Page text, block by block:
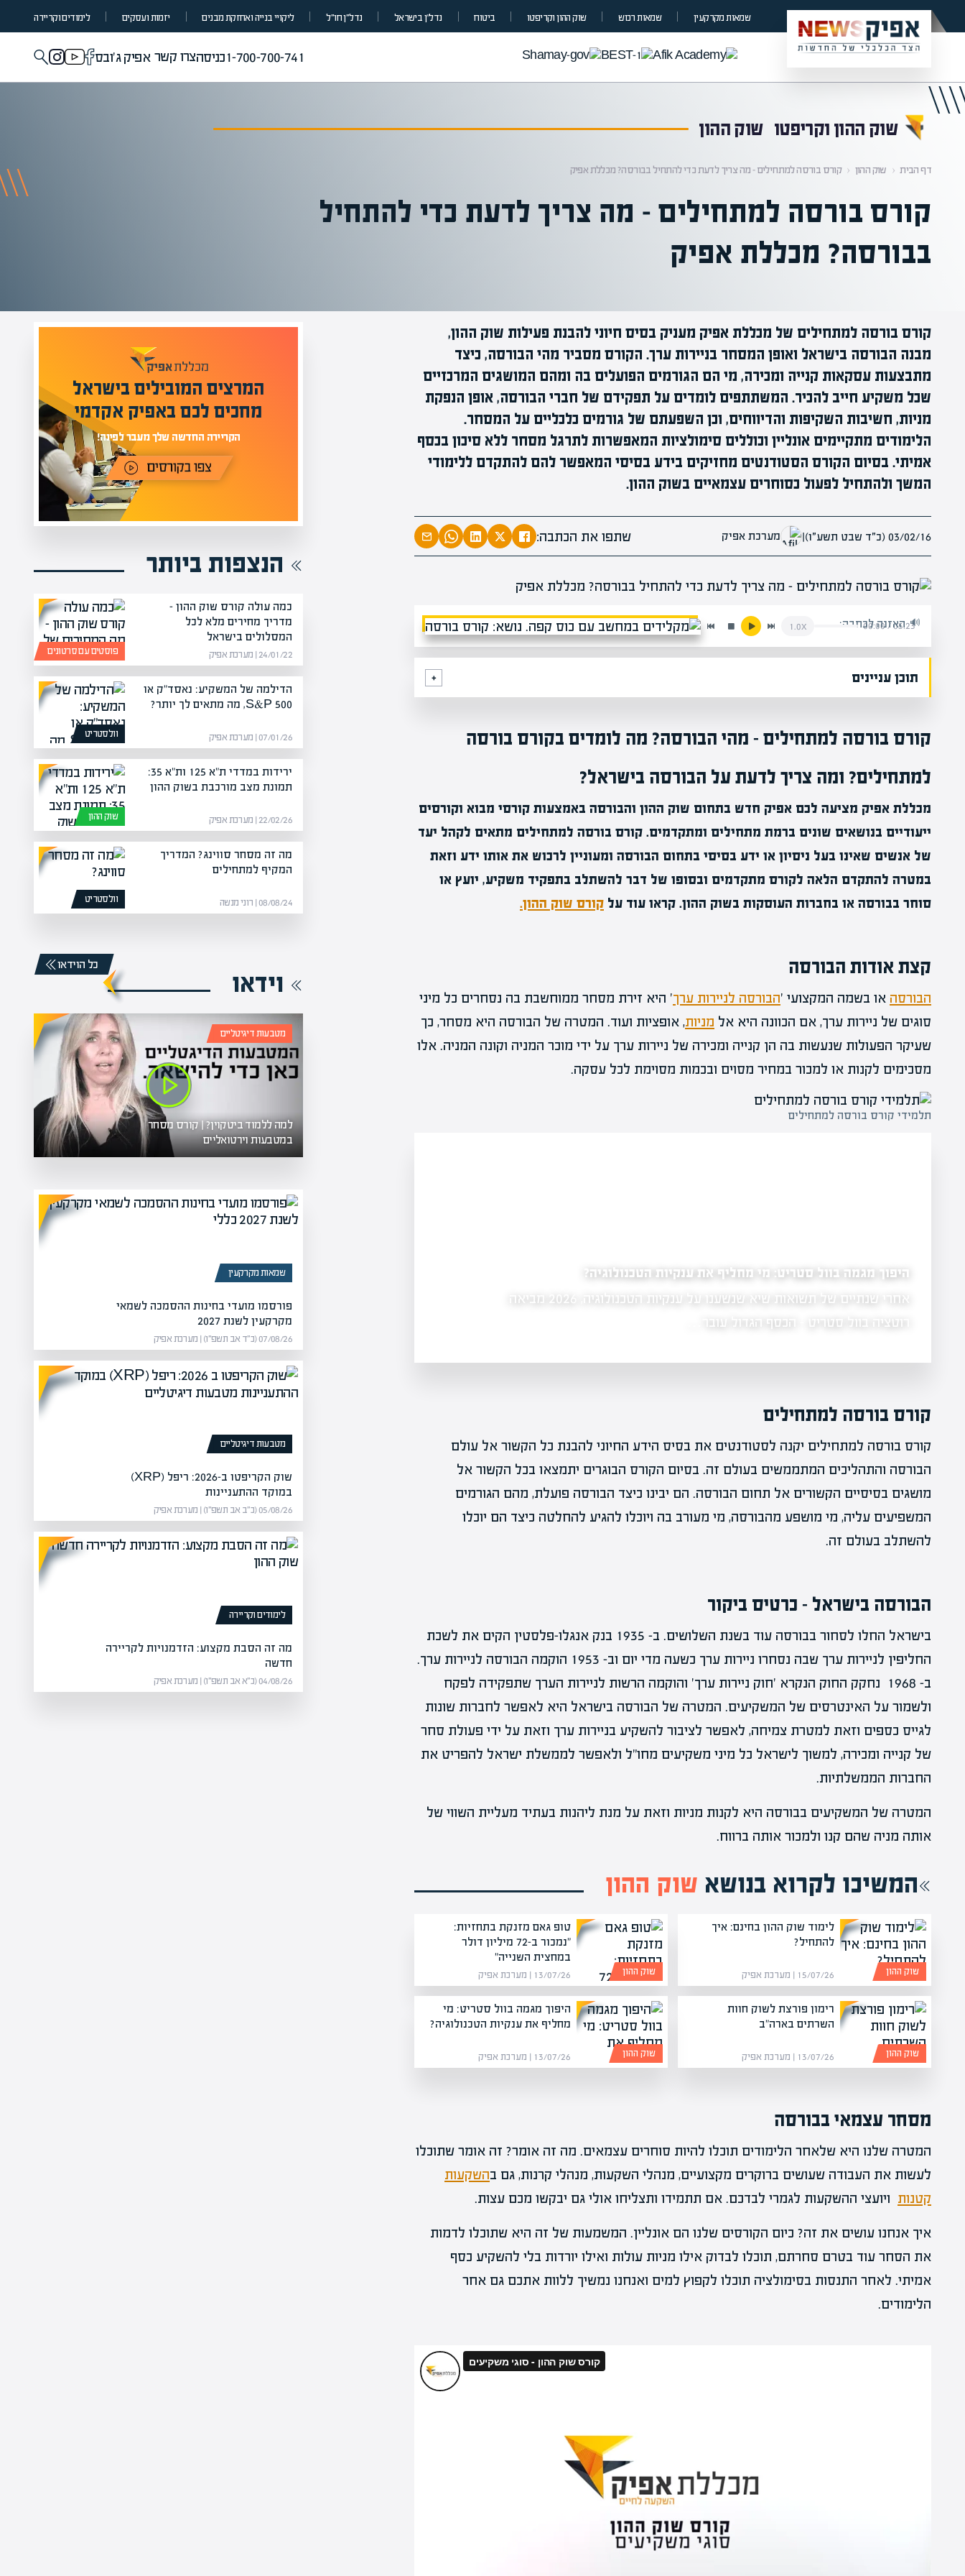
שמאות מקרקעין שמאות רכוש שוק ההון וקריפטו ביטוח נדל”ן בישראל נדל״ן חו״ל ליקויי בנייה ואחזקת מבנים יזמות ועסקים לימודים וקריירה
1-700-700-741כניסהצרו קשר אפיק ג'ובס
שוק ההון וקריפטו שוק ההון
דף הבית ‹ שוק ההון ‹ קורס בורסה למתחילים – מה צריך לדעת כדי להתחיל בבורסה? מכללת אפיק
קורס בורסה למתחילים – מה צריך לדעת כדי להתחיל
בבורסה? מכללת אפיק
קורס בורסה למתחילים של מכללת אפיק מעניק בסיס חיוני להבנת פעילות שוק ההון,
מבנה הבורסה בישראל ואופן המסחר בניירות ערך. הקורס מסביר מהי הבורסה, כיצד
מתבצעות עסקאות קנייה ומכירה, מי הם הגורמים הפועלים בה ומהם המושגים המרכזיים
שכל משקיע חייב להכיר. המשתתפים לומדים על תפקידם של חברי הבורסה, אופן הנפקת
מניות, חשיבות השקיפות והדיווחים, וכן השפעתם של גורמים כלכליים על המסחר.
הלימודים מתקיימים אונליין וכוללים סימולציות המאפשרות לתרגל מסחר ללא סיכון בכסף
אמיתי. בסיום הקורס הסטודנטים מחזיקים בידע בסיסי המאפשר להם להתקדם ללימודי
המשך ולהתחיל לפעול כסוחרים עצמאיים בשוק ההון.
03/02/16 (כ״ד שבט תשע״ו) | מערכת אפיק שתפו את הכתבה:
האזנה לכתבה:05:23
/
00:00
1.0x
תוכן עניינים
קורס בורסה למתחילים – מהי הבורסה? מה לומדים בקורס בורסה
למתחילים? ומה צריך לדעת על הבורסה בישראל?
מכללת אפיק מציעה לכם אפיק חדש בתחום שוק ההון והבורסה באמצעות קורסי מבוא וקורסים
ייעודיים בנושאים שונים ברמת מתחילים ומתקדמים. קורס בורסה למתחילים מתאים לקהל יעד
של אנשים שאינו בעל ניסיון או ידע בסיסי בתחום הבורסה ומעוניין לרכוש את אותו ידע וזאת
במטרה להתקדם הלאה לקורס מתקדמים ובסופו של דבר להשתלב בתפקיד משקיע, יועץ או
סוחר בבורסה או בחברות העוסקות בשוק ההון. קראו עוד על קורס שוק ההון.
קצת אודות הבורסה
הבורסה או בשמה המקצועי 'הבורסה לניירות ערך' היא זירת מסחר ממוחשבת בה נסחרים כל מיני
סוגים של ניירות ערך, אם הכוונה היא אל מניות, אופציות ועוד. המטרה של הבורסה היא מסחר, כך
שעיקר הפעולות שנעשות בה הן קנייה ומכירה של ניירות ערך על ידי מוכר המניה וקונה המניה. אלו
מסכימים לקנות או למכור במחיר מסוים ובכמות מסוימת לכל עסקה.
תלמידי קורס בורסה למתחילים
היפוך מגמה בוול סטריט: מי מחליף את ענקיות הטכנולוגיה?
אחרי שנתיים של תשואות שיא שנשענו על ענקיות הטכנולוגיה, 2026 מביאה
רוטציה בוול סטריט - הכסף הגדול עובר…
דסק"ש, בשליטת מגה אור ואלקו, יוצאת למהלך פישוט מבנה החזקות
שיכלול הנפקת זכויות לפירעון חוב אג"ח וחלוקת מניות…
קורס בורסה למתחילים
קורס בורסה למתחילים יקנה לסטודנטים את בסיס הידע החיוני להבנת כל הקשור אל עולם
הבורסה והתהליכים המתממשים בעולם זה. בסיום הקורס הבוגרים יתמצאו בכל הקשור אל
מושגים בסיסיים הקשורים אל תחום הבורסה. הם יבינו כיצד הבורסה פועלת, מהם הגורמים
המשפיעים עליה, מי מושפע מהבורסה, מי מעורב בה ויוכלו להגיע להחלטה כיצד הם יוכלו
להשתלב בעולם זה.
הבורסה בישראל – כרטיס ביקור
בישראל החלו לסחור בבורסה עוד בשנת השלושים. ב- 1935 בנק אנגלו-פלסטין הקים את לשכת
החליפין לניירות ערך שבה נסחרו ניירות ערך כשעה מדי יום וב- 1953 הוקמה הבורסה לניירות ערך.
ב- 1968 נחקק החוק הנקרא 'חוק ניירות ערך' והוקמה הרשות לניירות הערך שתפקידה לפקח
ולשמור על האינטרסים של המשקיעים. המטרה של הבורסה בישראל היא לאפשר לחברות שונות
לגייס כספים וזאת למטרת צמיחה, לאפשר לציבור להשקיע בניירות ערך וזאת על ידי פעולת סחר
של קנייה ומכירה, למשוך לישראל כל מיני משקיעים מחו"ל ולאפשר לממשלת ישראל להפריט את
החברות הממשלתיות.
המטרה של המשקיעים בבורסה היא לקנות מניות וזאת על מנת ליהנות בעתיד מעליית השווי של
אותה מניה שהם קנו ולמכור אותה ברווח.
המשיכו לקרוא בנושא שוק ההון
לימוד שוק ההון בחינם: איך
להתחיל?
15/07/26 | מערכת אפיק שוק ההון
טופ גאם מזנקת בתחזיות:
"נמכור ב-72 מיליון דולר
במחצית השנייה"
13/07/26 | מערכת אפיק שוק ההון
רימון פורצת לשוק חוות
השרתים בארה"ב
13/07/26 | מערכת אפיק שוק ההון
היפוך מגמה בוול סטריט: מי
מחליף את ענקיות הטכנולוגיה?
13/07/26 | מערכת אפיק שוק ההון
מסחר עצמאי בבורסה
המטרה שלנו היא שלאחר הלימודים תוכלו להיות סוחרים עצמאים. מה זה אומר? זה אומר שתוכלו
לעשות את העבודה שעושים ברוקרים מקצועיים, מנהלי השקעות, מנהלי קרנות, גם בהשקעות
קטנות ויועצי ההשקעות לגמרי לבדכם. אם תתמידו ותצליחו אולי גם יבקשו מכם עצות.
איך אנחנו עושים את זה? כיום הקורסים שלנו הם אונליין. המשמעות של זה היא שתוכלו לדמות
את הסחר עוד בטרם סחרתם, תוכלו לבדוק אילו מניות עולות ואילו יורדות בלי להשקיע כסף
אמיתי. לאחר התנסות בסימולציה תוכלו לקפוץ למים ואנחנו נמשיך ללוות אתכם גם אחר
הלימודים.
המרצים המובילים בישראל
מחכים לכם באפיק אקדמי
הקריירה החדשה שלך מעבר לפינה!
הנצפות ביותר
פוסטים עם סרטונים
כמה עולה קורס שוק ההון –
מדריך מחירים מלא לכל
המסלולים בישראל
24/01/22 | מערכת אפיק
וולסטריט
הדילמה של המשקיע: נאסד"ק או
S&P 500, מה מתאים לך יותר?
07/01/26 | מערכת אפיק
שוק ההון
ירידות במדדי ת"א 125 ות"א 35:
תמונת מצב מורכבת בשוק ההון
22/02/26 | מערכת אפיק
וולסטריט
מה זה מסחר סווינג? המדריך
המקיף למתחילים
08/08/24 | רוני מנשה
וידאו
כל הוידאו
מטבעות דיגיטליים
למה ללמוד ביטקוין? | קורס מסחר
במטבעות וירטואליים
שמאות מקרקעין
פורסמו מועדי בחינות ההסמכה לשמאי
מקרקעין לשנת 2027
07/08/26 (כ״ד אב תשפ״ו) | מערכת אפיק
מטבעות דיגיטליים
שוק הקריפטו ב-2026: ריפל (XRP)
במוקד ההתעניינות
05/08/26 (כ״ב אב תשפ״ו) | מערכת אפיק
לימודים וקריירה
מה זה הסבת מקצוע: הזדמנויות לקריירה
חדשה
04/08/26 (כ״א אב תשפ״ו) | מערכת אפיק